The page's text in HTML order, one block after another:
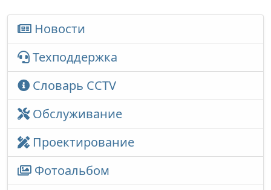
Новости
Техподдержка
Словарь CCTV
Обслуживание
Проектирование
Фотоальбом